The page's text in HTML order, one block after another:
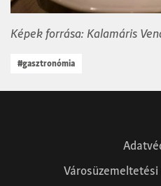
Képek forrása: Kalamáris
#gasztronómia